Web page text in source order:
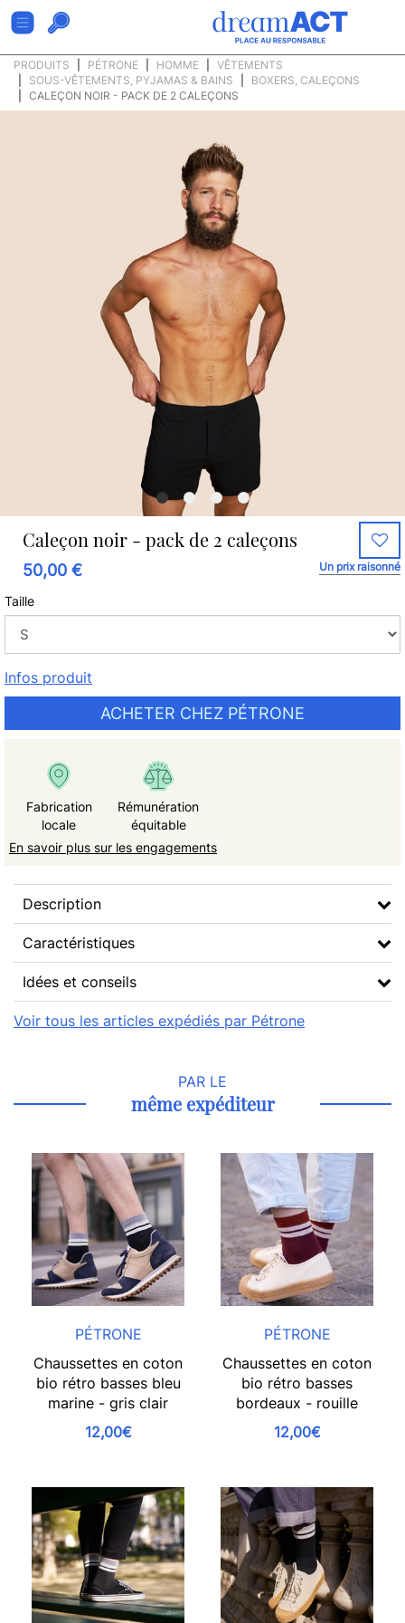
PRODUITS PÉTRONE HOMME
VÊTEMENTS
SOUS-VÊTEMENTS, PYJAMAS & BAINS
BOXERS, CALEÇONS
CALEÇON NOIR - PACK DE 2 CALEÇONS
Caleçon noir - pack de 2 caleçons
50,00 € Un prix raisonné
Taille
Infos produit
ACHETER CHEZ PÉTRONE
Fabrication
locale
Rémunération
équitable
En savoir plus sur les engagements
Description
Caractéristiques
Idées et conseils
Voir tous les articles expédiés par Pétrone
PAR LE
même expéditeur
PÉTRONE
Chaussettes en coton
bio rétro basses bleu
marine - gris clair
12,00€
PÉTRONE
Chaussettes en coton
bio rétro basses
bordeaux - rouille
12,00€